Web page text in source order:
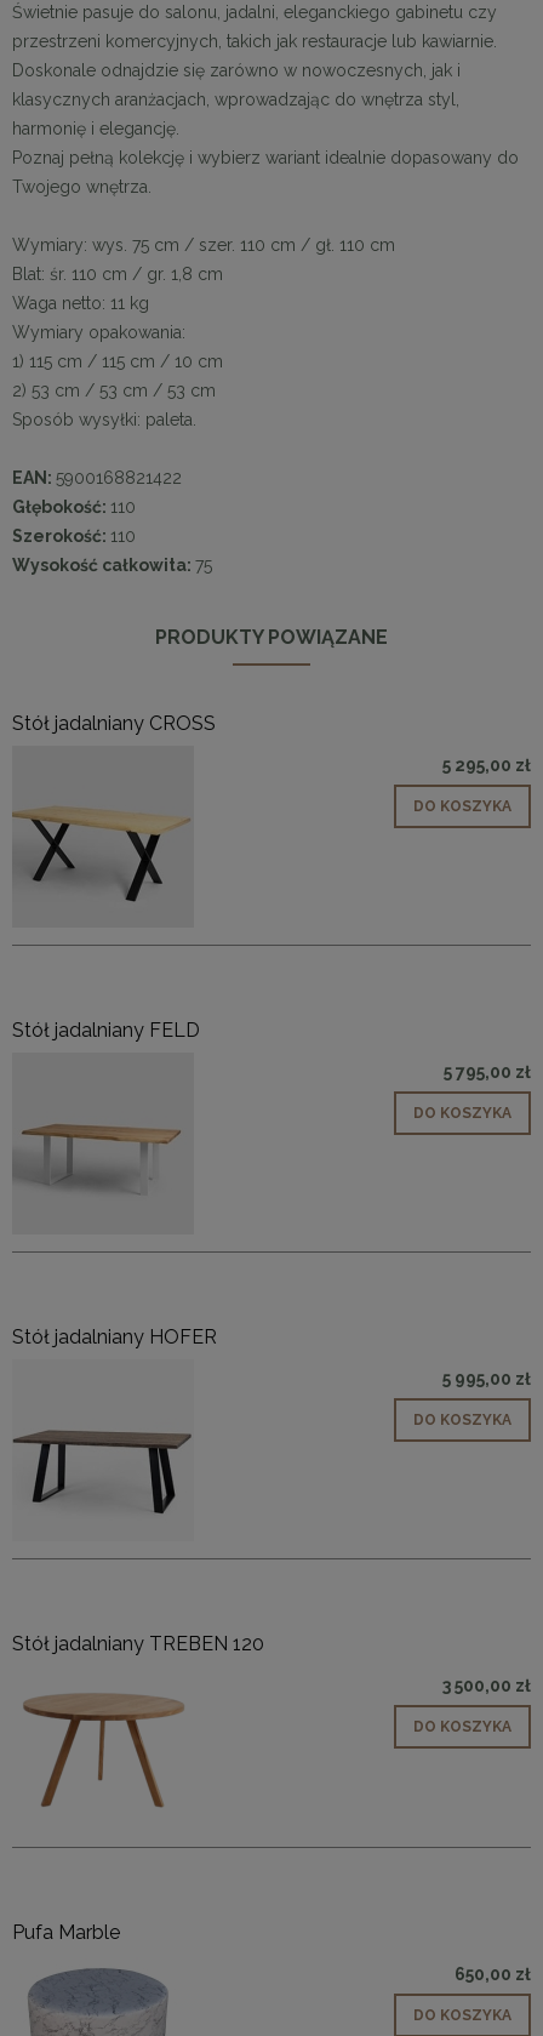
Świetnie pasuje do salonu, jadalni, eleganckiego gabinetu czy
przestrzeni komercyjnych, takich jak restauracje lub kawiarnie.
Doskonale odnajdzie się zarówno w nowoczesnych, jak i
klasycznych aranżacjach, wprowadzając do wnętrza styl,
harmonię i elegancję.
Poznaj pełną kolekcję i wybierz wariant idealnie dopasowany do
Twojego wnętrza.
Wymiary: wys. 75 cm / szer. 110 cm / gł. 110 cm
Blat: śr. 110 cm / gr. 1,8 cm
Waga netto: 11 kg
Wymiary opakowania:
1) 115 cm / 115 cm / 10 cm
2) 53 cm / 53 cm / 53 cm
Sposób wysyłki: paleta.
EAN: 5900168821422
Głębokość: 110
Szerokość: 110
Wysokość całkowita: 75
PRODUKTY POWIĄZANE
Stół jadalniany CROSS
5 295,00 zł
DO KOSZYKA
Stół jadalniany FELD
5 795,00 zł
DO KOSZYKA
Stół jadalniany HOFER
5 995,00 zł
DO KOSZYKA
Stół jadalniany TREBEN 120
3 500,00 zł
DO KOSZYKA
Pufa Marble
650,00 zł
DO KOSZYKA